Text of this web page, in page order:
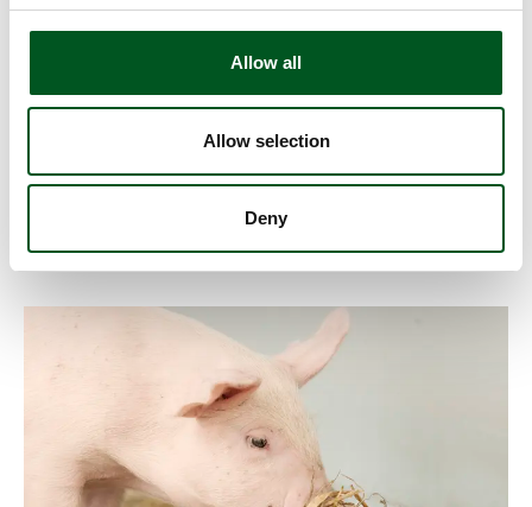
Allow all
Allow selection
Deny
Sterblichkeitsziffern liefern der Schweinebranche wichtige
Ansätze zur Verbesserung des Tierschutzes und der
Wirtschaftlichkeit.
Read more about Wühl- und Beschäftigungsmaterialien